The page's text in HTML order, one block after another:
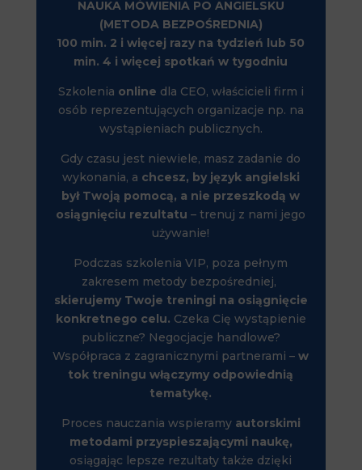
NAUKA MÓWIENIA PO ANGIELSKU
(METODA BEZPOŚREDNIA)
100 min. 2 i więcej razy na tydzień lub 50
min. 4 i więcej spotkań w tygodniu
Szkolenia online dla CEO, właścicieli firm i
osób reprezentujących organizacje np. na
wystąpieniach publicznych.
Gdy czasu jest niewiele, masz zadanie do
wykonania, a chcesz, by język angielski
był Twoją pomocą, a nie przeszkodą w
osiągnięciu rezultatu – trenuj z nami jego
używanie!
Podczas szkolenia VIP, poza pełnym
zakresem metody bezpośredniej,
skierujemy Twoje treningi na osiągnięcie
konkretnego celu. Czeka Cię wystąpienie
publiczne? Negocjacje handlowe?
Współpraca z zagranicznymi partnerami –w
tok treningu włączymy odpowiednią
tematykę.
Proces nauczania wspieramy autorskimi
metodami przyspieszającymi naukę,
osiągając lepsze rezultaty także dzięki